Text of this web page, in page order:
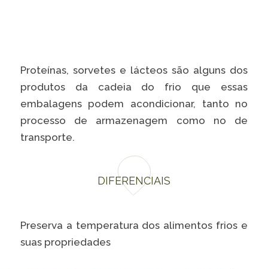
VER A LISTA COMPLETA
Proteínas, sorvetes e lácteos são alguns dos
produtos da cadeia do frio que essas
embalagens podem acondicionar, tanto no
processo de armazenagem como no de
transporte.
DIFERENCIAIS
Preserva a temperatura dos alimentos frios e
suas propriedades